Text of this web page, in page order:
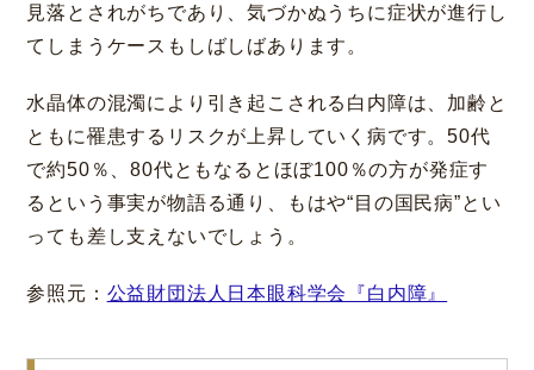
見落とされがちであり、気づかぬうちに症状が進行し
てしまうケースもしばしばあります。
水晶体の混濁により引き起こされる白内障は、加齢と
ともに罹患するリスクが上昇していく病です。50代
で約50％、80代ともなるとほぼ100％の方が発症す
るという事実が物語る通り、もはや“目の国民病”とい
っても差し支えないでしょう。
参照元： 公益財団法人日本眼科学会『白内障』